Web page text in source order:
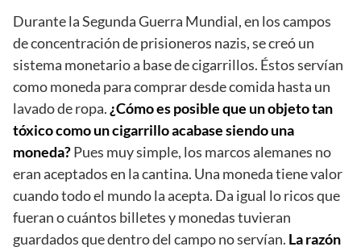
Durante la Segunda Guerra Mundial, en los campos
de concentración de prisioneros nazis, se creó un
sistema monetario a base de cigarrillos. Éstos servían
como moneda para comprar desde comida hasta un
lavado de ropa.¿Cómo es posible que un objeto tan
tóxico como un cigarrillo acabase siendo una
moneda?Pues muy simple, los marcos alemanes no
eran aceptados en la cantina. Una moneda tiene valor
cuando todo el mundo la acepta. Da igual lo ricos que
fueran o cuántos billetes y monedas tuvieran
guardados que dentro del campo no servían. La razón